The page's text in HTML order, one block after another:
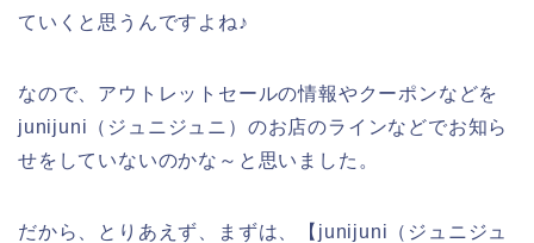
ていくと思うんですよね♪
なので、アウトレットセールの情報やクーポンなどを
junijuni（ジュニジュニ）のお店のラインなどでお知ら
せをしていないのかな～と思いました。
だから、とりあえず、まずは、【junijuni（ジュニジュ